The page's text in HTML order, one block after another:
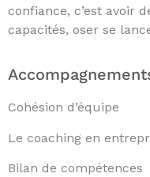
confiance, c’est avoir
capacités, oser se
Cohésion d’équipe
Le coaching en
Bilan de compétences